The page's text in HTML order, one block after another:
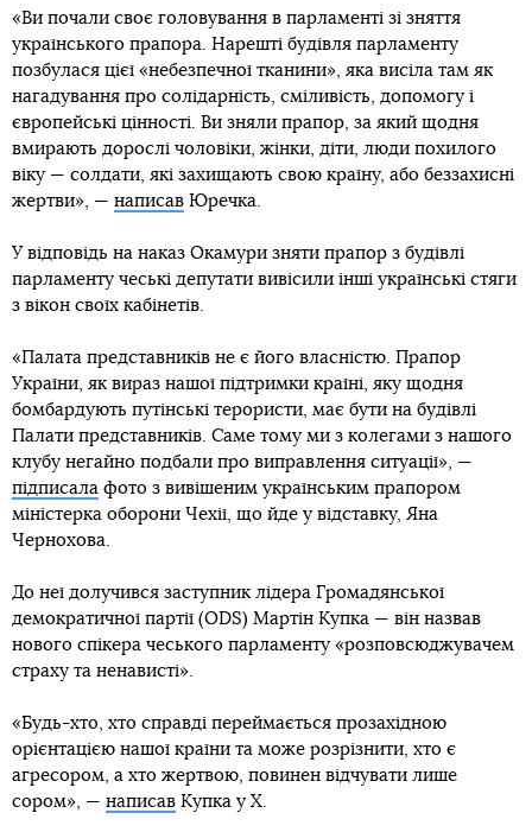
«Ви почали своє головування в парламенті зі зняття
українського прапора. Нарешті будівля парламенту
позбулася цієї «небезпечної тканини», яка висіла там як
нагадування про солідарність, сміливість, допомогу і
європейські цінності. Ви зняли прапор, за який щодня
вмирають дорослі чоловіки, жінки, діти, люди похилого
віку — солдати, які захищають свою країну, або беззахисні
жертви», — написав Юречка.
У відповідь на наказ Окамури зняти прапор з будівлі
парламенту чеські депутати вивісили інші українські стяги
з вікон своїх кабінетів.
«Палата представників не є його власністю. Прапор
України, як вираз нашої підтримки країні, яку щодня
бомбардують путінські терористи, має бути на будівлі
Палати представників. Саме тому ми з колегами з нашого
клубу негайно подбали про виправлення ситуації», —
підписала фото з вивішеним українським прапором
міністерка оборони Чехії, що йде у відставку, Яна
Чернохова.
До неї долучився заступник лідера Громадянської
демократичної партії (ODS) Мартін Купка — він назвав
нового спікера чеського парламенту «розповсюджувачем
страху та ненависті».
«Будь-хто, хто справді переймається прозахідною
орієнтацією нашої країни та може розрізнити, хто є
агресором, а хто жертвою, повинен відчувати лише
сором», — написав Купка у X.